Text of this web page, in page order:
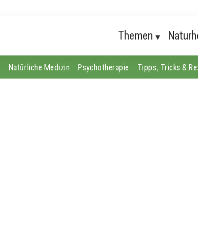
Themen
Natürliche Medizin Psychotherapie Tipps, Tricks &